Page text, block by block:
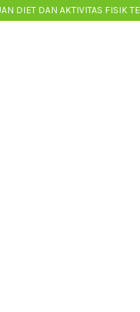
DIET DAN AKTIVITAS FISIK